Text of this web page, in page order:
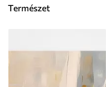
Természet